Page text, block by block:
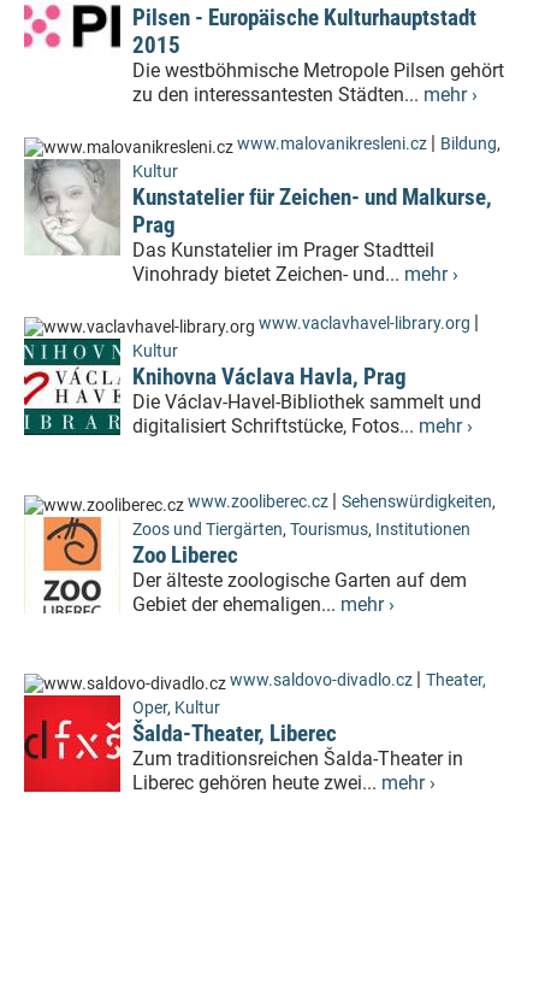
Pilsen - Europäische Kulturhauptstadt
2015
Die westböhmische Metropole Pilsen gehört
zu den interessantesten Städten... mehr ›
www.malovanikresleni.cz | Bildung,
Kultur
Kunstatelier für Zeichen- und Malkurse,
Prag
Das Kunstatelier im Prager Stadtteil
Vinohrady bietet Zeichen- und... mehr ›
www.vaclavhavel-library.org |
Kultur
Knihovna Václava Havla, Prag
Die Václav-Havel-Bibliothek sammelt und
digitalisiert Schriftstücke, Fotos... mehr ›
www.zooliberec.cz | Sehenswürdigkeiten,
Zoos und Tiergärten, Tourismus, Institutionen
Zoo Liberec
Der älteste zoologische Garten auf dem
Gebiet der ehemaligen... mehr ›
www.saldovo-divadlo.cz | Theater,
Oper, Kultur
Šalda-Theater, Liberec
Zum traditionsreichen Šalda-Theater in
Liberec gehören heute zwei... mehr ›